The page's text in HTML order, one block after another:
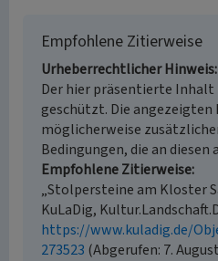
Empfohlene Zitierweise
Urheberrechtlicher Hinweis
Der hier präsentierte
geschützt. Die
möglicherweise
Bedingungen, die an diesen
Empfohlene Zitierweise
„Stolpersteine am Kloster
KuLaDig,
https://www.kuladig.de/
273523 (Abgerufen: 7.